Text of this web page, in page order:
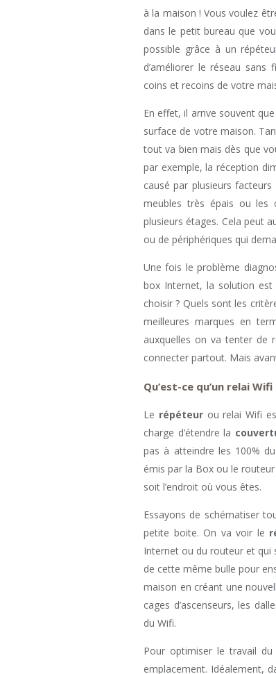
à la maison ! Vous voulez
dans le petit bureau que
possible grâce à un
d’améliorer le réseau
coins et recoins de votre
En effet, il arrive souvent
surface de votre maison.
tout va bien mais dès que
par exemple, la réception
causé par plusieurs
meubles très épais ou les
plusieurs étages. Cela peut
ou de périphériques qui
Une fois le problème
box Internet, la solution
choisir ? Quels sont les
meilleures marques en
auxquelles on va tenter de
connecter partout. Mais
Qu’est-ce qu’un relai
Le répéteurou relai Wifi
charge d’étendre la
pas à atteindre les 100%
émis par la Box ou le
soit l’endroit où vous êtes.
Essayons de schématiser
petite boite. On va voir le
Internet ou du routeur et qui
de cette même bulle pour
maison en créant une
cages d’ascenseurs, les
du Wifi.
Pour optimiser le travail
emplacement. Idéalement,